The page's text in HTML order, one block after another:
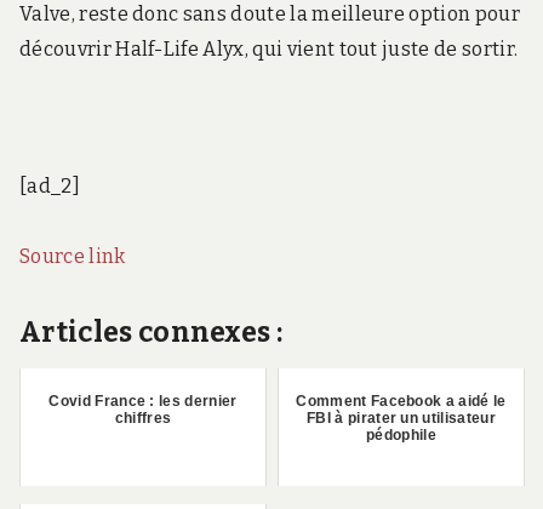
Valve, reste donc sans doute la meilleure option pour
découvrir Half-Life Alyx, qui vient tout juste de sortir.
[ad_2]
Source link
Articles connexes :
Covid France : les dernier
chiffres
Comment Facebook a aidé le
FBI à pirater un utilisateur
pédophile